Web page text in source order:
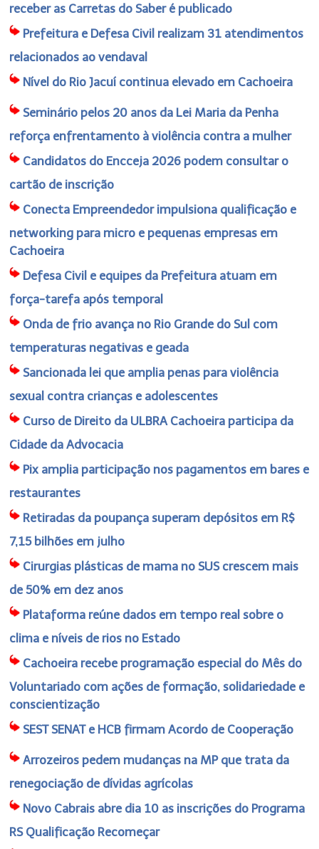
receber as Carretas do Saber é publicado
Prefeitura e Defesa Civil realizam 31 atendimentos
relacionados ao vendaval
Nível do Rio Jacuí continua elevado em Cachoeira
Seminário pelos 20 anos da Lei Maria da Penha
reforça enfrentamento à violência contra a mulher
Candidatos do Encceja 2026 podem consultar o
cartão de inscrição
Conecta Empreendedor impulsiona qualificação e
networking para micro e pequenas empresas em
Cachoeira
Defesa Civil e equipes da Prefeitura atuam em
força-tarefa após temporal
Onda de frio avança no Rio Grande do Sul com
temperaturas negativas e geada
Sancionada lei que amplia penas para violência
sexual contra crianças e adolescentes
Curso de Direito da ULBRA Cachoeira participa da
Cidade da Advocacia
Pix amplia participação nos pagamentos em bares e
restaurantes
Retiradas da poupança superam depósitos em R$
7,15 bilhões em julho
Cirurgias plásticas de mama no SUS crescem mais
de 50% em dez anos
Plataforma reúne dados em tempo real sobre o
clima e níveis de rios no Estado
Cachoeira recebe programação especial do Mês do
Voluntariado com ações de formação, solidariedade e
conscientização
SEST SENAT e HCB firmam Acordo de Cooperação
Arrozeiros pedem mudanças na MP que trata da
renegociação de dívidas agrícolas
Novo Cabrais abre dia 10 as inscrições do Programa
RS Qualificação Recomeçar